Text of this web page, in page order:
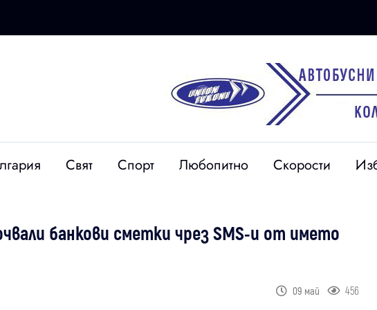
Свят Спорт Любопитно Скорости
банкови сметки чрез SMS-и от името
09 май 456